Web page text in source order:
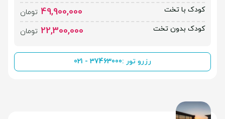
کودک با تخت
49,900,000 تومان
کودک بدون تخت
22,300,000 تومان
رزرو تور :021 - 37463000